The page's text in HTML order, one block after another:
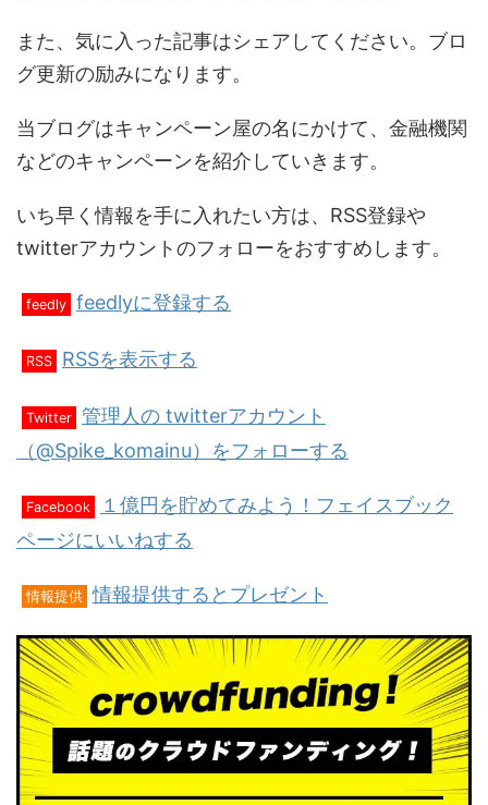
また、気に入った記事はシェアしてください。ブロ
グ更新の励みになります。
当ブログはキャンペーン屋の名にかけて、金融機関
などのキャンペーンを紹介していきます。
いち早く情報を手に入れたい方は、RSS登録や
twitterアカウントのフォローをおすすめします。
feedly feedlyに登録する
RSS RSSを表示する
Twitter 管理人の twitterアカウント
（@Spike_komainu）をフォローする
Facebook
１億円を貯めてみよう！フェイスブック
ページにいいねする
情報提供 情報提供するとプレゼント